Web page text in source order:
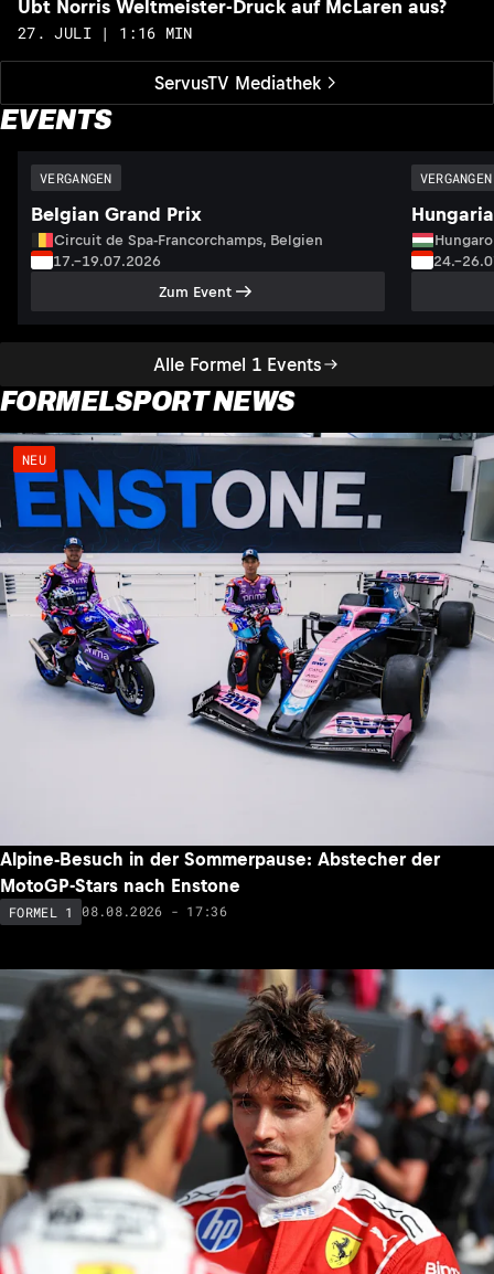
ServusTV Mediathek
Übt Norris Weltmeister-Druck auf McLaren aus?
27. JULI | 1:16 MIN
EVENTS
Alle Formel 1 Events
VERGANGEN
Belgian Grand Prix
Circuit de Spa-Francorchamps, Belgien
17.–19.07.2026
Zum Event
VERGANGEN
FORMELSPORT NEWS
NEU
Alpine-Besuch in der Sommerpause: Abstecher der
MotoGP-Stars nach Enstone
FORMEL 1 08.08.2026 - 17:36